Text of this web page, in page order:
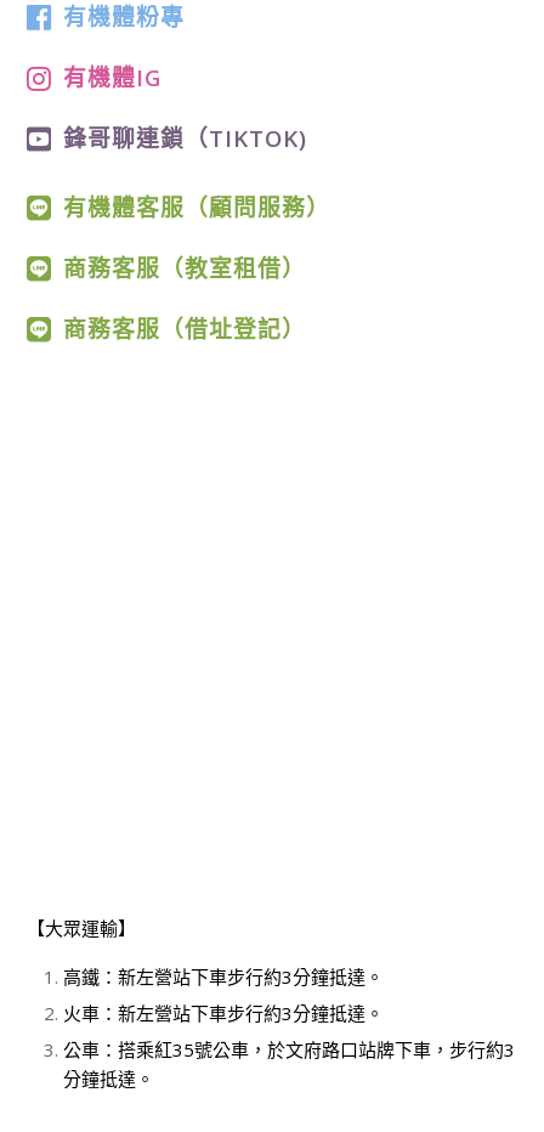
有機體粉專
有機體IG
鋒哥聊連鎖（TIKTOK)
有機體客服（顧問服務）
商務客服（教室租借）
商務客服（借址登記）
【大眾運輸】
高鐵：新左營站下車步行約3分鐘抵達。
火車：新左營站下車步行約3分鐘抵達。
公車：搭乘紅35號公車，於文府路口站牌下車，步行約3
分鐘抵達。